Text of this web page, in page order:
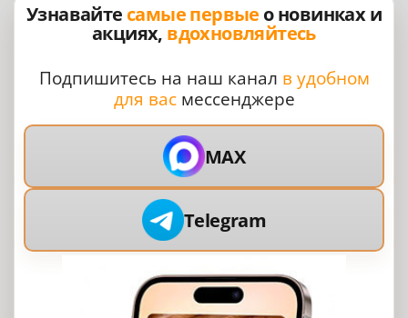
Узнавайте самые первые о новинках и
акциях, вдохновляйтесь
Подпишитесь на наш канал в удобном
для васмессенджере
MAX
Telegram